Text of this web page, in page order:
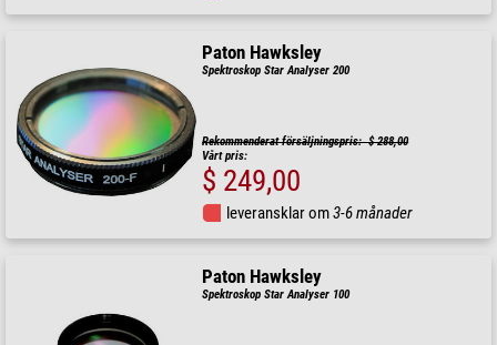
Paton Hawksley
Spektroskop Star Analyser 200
Rekommenderat försäljningspris: $ 288,00
Vårt pris:
$ 249,00
leveransklar om3-6 månader
Paton Hawksley
Spektroskop Star Analyser 100